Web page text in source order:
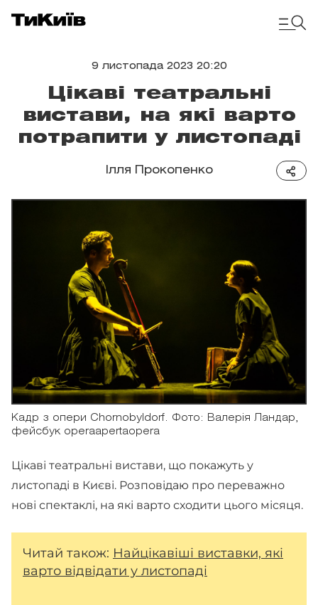
9 листопада 2023 20:20
Цікаві театральні
вистави, на які варто
потрапити у листопаді
Ілля Прокопенко
Кадр з опери Chornobyldorf. Фото: Валерія Ландар,
фейсбук operaapertaopera
Цікаві театральні вистави, що покажуть у
листопаді в Києві. Розповідаю про переважно
нові спектаклі, на які варто сходити цього місяця.
Читай також: Найцікавіші виставки, які
варто відвідати у листопаді